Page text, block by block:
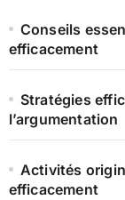
Conseils
efficacement
Stratégies
l’argumentation
Activités
efficacement